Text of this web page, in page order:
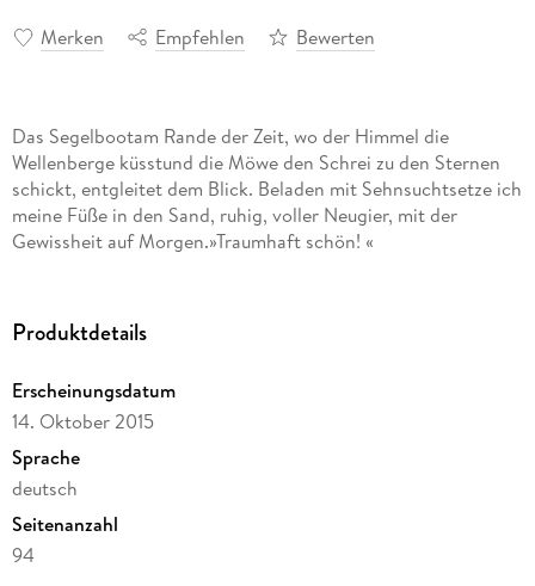
Merken Empfehlen Bewerten
Das Segelbootam Rande der Zeit, wo der Himmel die
Wellenberge küsstund die Möwe den Schrei zu den Sternen
schickt, entgleitet dem Blick. Beladen mit Sehnsuchtsetze ich
meine Füße in den Sand, ruhig, voller Neugier, mit der
Gewissheit auf Morgen.»Traumhaft schön! «
Produktdetails
Erscheinungsdatum
14. Oktober 2015
Sprache
deutsch
Seitenanzahl
94